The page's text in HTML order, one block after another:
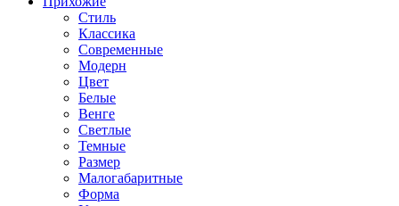
Стиль
Классика
Современные
Модерн
Цвет
Белые
Венге
Светлые
Темные
Размер
Малогабаритные
Форма